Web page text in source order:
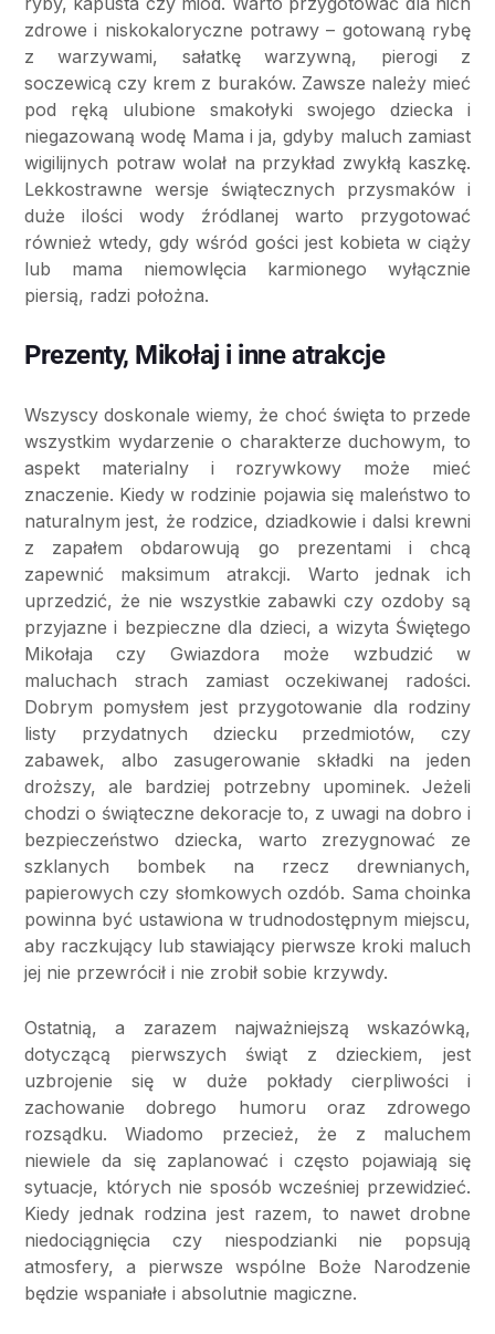
zdrowe i niskokaloryczne potrawy – gotowaną rybę
z warzywami, sałatkę warzywną, pierogi z
soczewicą czy krem z buraków. Zawsze należy mieć
pod ręką ulubione smakołyki swojego dziecka i
niegazowaną wodę Mama i ja, gdyby maluch zamiast
wigilijnych potraw wolał na przykład zwykłą kaszkę.
Lekkostrawne wersje świątecznych przysmaków i
duże ilości wody źródlanej warto przygotować
również wtedy, gdy wśród gości jest kobieta w ciąży
lub mama niemowlęcia karmionego wyłącznie
piersią, radzi położna.
Prezenty, Mikołaj i inne atrakcje
Wszyscy doskonale wiemy, że choć święta to przede
wszystkim wydarzenie o charakterze duchowym, to
aspekt materialny i rozrywkowy może mieć
znaczenie. Kiedy w rodzinie pojawia się maleństwo to
naturalnym jest, że rodzice, dziadkowie i dalsi krewni
z zapałem obdarowują go prezentami i chcą
zapewnić maksimum atrakcji. Warto jednak ich
uprzedzić, że nie wszystkie zabawki czy ozdoby są
przyjazne i bezpieczne dla dzieci, a wizyta Świętego
Mikołaja czy Gwiazdora może wzbudzić w
maluchach strach zamiast oczekiwanej radości.
Dobrym pomysłem jest przygotowanie dla rodziny
listy przydatnych dziecku przedmiotów, czy
zabawek, albo zasugerowanie składki na jeden
droższy, ale bardziej potrzebny upominek. Jeżeli
chodzi o świąteczne dekoracje to, z uwagi na dobro i
bezpieczeństwo dziecka, warto zrezygnować ze
szklanych bombek na rzecz drewnianych,
papierowych czy słomkowych ozdób. Sama choinka
powinna być ustawiona w trudnodostępnym miejscu,
aby raczkujący lub stawiający pierwsze kroki maluch
jej nie przewrócił i nie zrobił sobie krzywdy.
Ostatnią, a zarazem najważniejszą wskazówką,
dotyczącą pierwszych świąt z dzieckiem, jest
uzbrojenie się w duże pokłady cierpliwości i
zachowanie dobrego humoru oraz zdrowego
rozsądku. Wiadomo przecież, że z maluchem
niewiele da się zaplanować i często pojawiają się
sytuacje, których nie sposób wcześniej przewidzieć.
Kiedy jednak rodzina jest razem, to nawet drobne
niedociągnięcia czy niespodzianki nie popsują
atmosfery, a pierwsze wspólne Boże Narodzenie
będzie wspaniałe i absolutnie magiczne.